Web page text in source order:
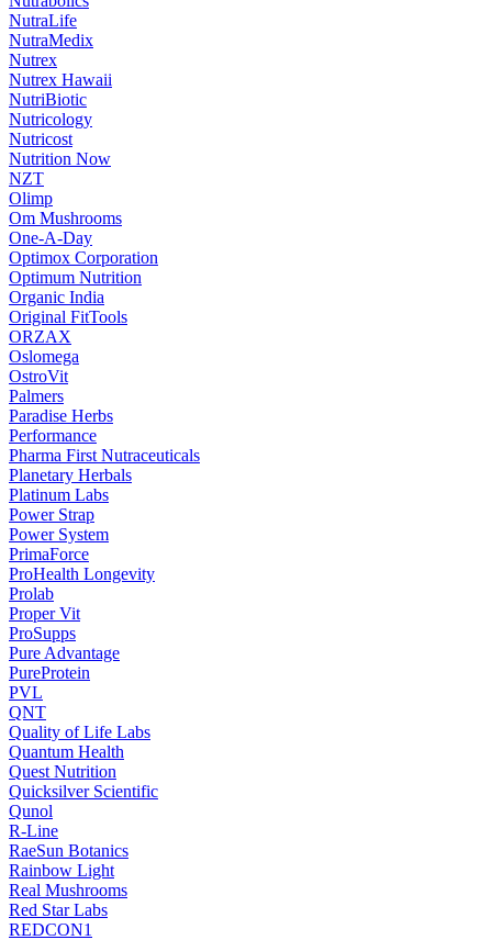
NutraLife
NutraMedix
Nutrex
Nutrex Hawaii
NutriBiotic
Nutricology
Nutricost
Nutrition Now
NZT
Olimp
Om Mushrooms
One-A-Day
Optimox Corporation
Optimum Nutrition
Organic India
Original FitTools
ORZAX
Oslomega
OstroVit
Palmers
Paradise Herbs
Performance
Pharma First Nutraceuticals
Planetary Herbals
Platinum Labs
Power Strap
Power System
PrimaForce
ProHealth Longevity
Prolab
Proper Vit
ProSupps
Pure Advantage
PureProtein
PVL
QNT
Quality of Life Labs
Quantum Health
Quest Nutrition
Quicksilver Scientific
Qunol
R-Line
RaeSun Botanics
Rainbow Light
Real Mushrooms
Red Star Labs
REDCON1